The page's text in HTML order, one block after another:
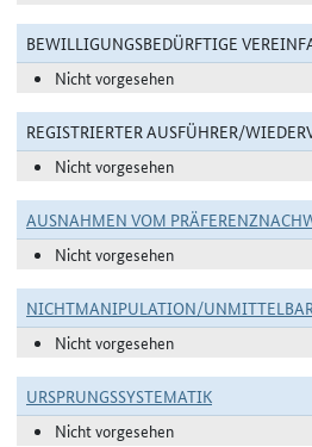
BEWILLIGUNGSBEDÜRFTIGE
Nicht vorgesehen
REGISTRIERTER AUSFÜHRER/
Nicht vorgesehen
AUSNAHMEN VOM
Nicht vorgesehen
NICHTMANIPULATION/
Nicht vorgesehen
URSPRUNGSSYSTEMATIK
Nicht vorgesehen